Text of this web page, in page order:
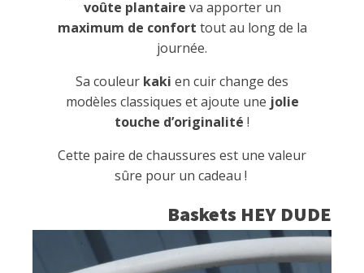
voûte plantaire va apporter un
maximum de confort tout au long de la
journée.
Sa couleur kaki en cuir change des
modèles classiques et ajoute une jolie
touche d’originalité !
Cette paire de chaussures est une valeur
sûre pour un cadeau !
Baskets HEY DUDE